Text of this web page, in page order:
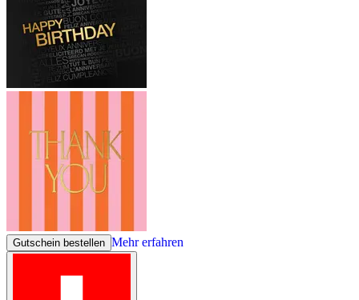
Gutschein bestellen Mehr erfahren